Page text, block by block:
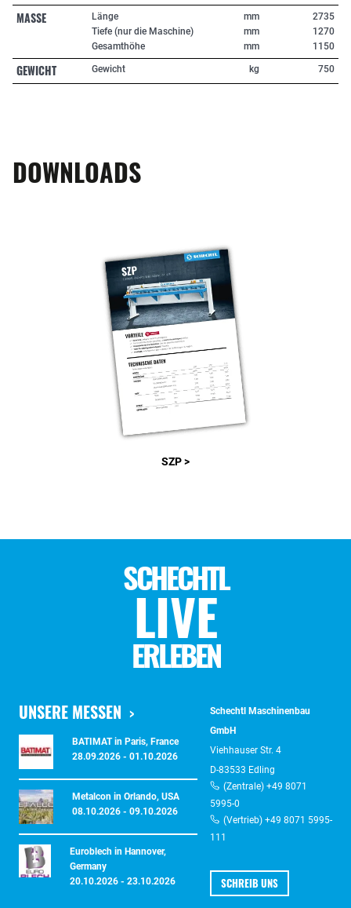
MASSE
Länge
Tiefe (nur die Maschine)
Gesamthöhe
mm
mm
mm
2735
1270
1150
GEWICHT Gewicht kg 750
DOWNLOADS
SZP >
SCHECHTL
LIVE
ERLEBEN
UNSERE MESSEN
BATIMAT in Paris, France
28.09.2026 - 01.10.2026
Metalcon in Orlando, USA
08.10.2026 - 09.10.2026
Euroblech in Hannover,
Germany
20.10.2026 - 23.10.2026
Schechtl Maschinenbau
GmbH
Viehhauser Str. 4
D-83533 Edling
(Zentrale) +49 8071
5995-0
(Vertrieb) +49 8071 5995-
111
SCHREIB UNS